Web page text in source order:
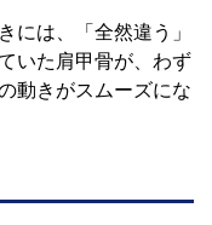
には、「全然違う」
いた肩甲骨が、わず
動きがスムーズにな